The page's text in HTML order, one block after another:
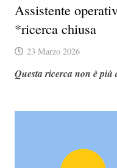
Assistente
*ricerca chiusa
23 Marzo 2026
Questa ricerca non è più